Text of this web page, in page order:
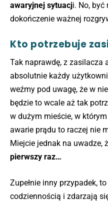
awaryjnej sytuacji. No, być
dokończenie ważnej
Kto potrzebuje
Tak naprawdę, z zasilacza
absolutnie każdy
weźmy pod uwagę, że w
będzie to wcale aż tak
w dużym mieście, w
awarie prądu to raczej nie
Miejcie jednak na uwadze,
pierwszy raz…
Zupełnie inny przypadek,
codziennością i zdarzają